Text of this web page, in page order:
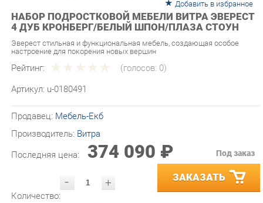
НАБОР ПОДРОСТКОВОЙ МЕБЕЛИ ВИТРА ЭВЕРЕСТ
4 ДУБ КРОНБЕРГ/БЕЛЫЙ ШПОН/ПЛАЗА СТОУН
Эверест стильная и функциональная мебель, создающая особое
Рейтинг: (голосов:0
Артикул: u-0180491
Производитель:Витра
Последняя цена: 374 090 ₽
- ЗАКАЗАТЬ
УТОЧНИТЬ НАЛИЧИЕ